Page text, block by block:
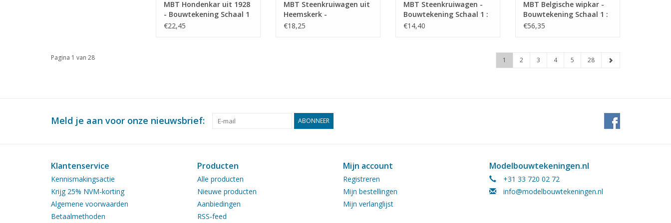
MBT Hondenkar uit 1928
- Bouwtekening Schaal 1
: 8 (40.37.013)
€22,45
MBT Steenkruiwagen uit
Heemskerk -
Bouwtekening Schaal 1 :
€18,25
MBT Steenkruiwagen -
Bouwtekening Schaal 1 :
8 (40.32.058)
€14,40
MBT Belgische wipkar -
Bouwtekening Schaal 1 :
8 (40.31.089)
€56,35
Pagina 1 van 28 1 2 3 4 5 28
Meld je aan voor onze nieuwsbrief: ABONNEER
Klantenservice
Kennismakingsactie
Krijg 25% NVM-korting
Algemene voorwaarden
Betaalmethoden
Producten
Alle producten
Nieuwe producten
Aanbiedingen
RSS-feed
Mijn account
Registreren
Mijn bestellingen
Mijn verlanglijst
Modelbouwtekeningen.nl
+31 33 720 02 72
info@modelbouwtekeningen.nl